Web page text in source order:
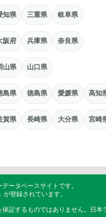
知県 三重県 岐阜県
阪府 兵庫県 奈良県
山県 山口県
島県 徳島県 愛媛県 高知
賀県 長崎県 大分県 宮崎
ータベースサイトです。
登録されています。
証するものではありません。日